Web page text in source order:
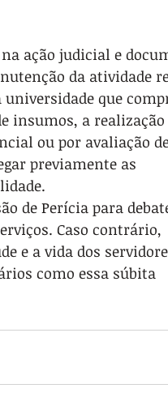
ação judicial e
da atividade
que
insumos, a realização
ou por avaliação
previamente as
de Perícia para
Caso contrário,
e a vida dos
como essa súbita